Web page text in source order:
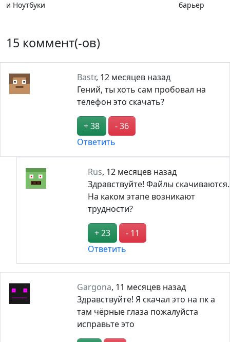
и Ноутбуки барьер
15 коммент(-ов)
Bastr, 12 месяцев назад
Гений, ты хоть сам пробовал на
телефон это скачать?
+ 38
- 36
Ответить
Rus, 12 месяцев назад
Здравствуйте! Файлы скачиваются.
На каком этапе возникают
трудности?
+ 23
- 11
Ответить
Gargona, 11 месяцев назад
Здравствуйте! Я скачал это на пк а
там чёрные глаза пожалуйста
исправьте это